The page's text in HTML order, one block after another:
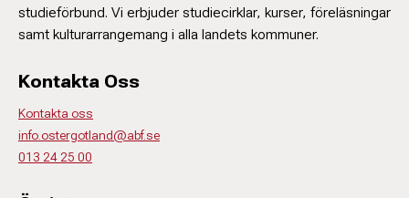
studieförbund. Vi erbjuder studiecirklar, kurser, föreläsningar
samt kulturarrangemang i alla landets kommuner.
Kontakta Oss
Kontakta oss
info.ostergotland@abf.se
013 24 25 00